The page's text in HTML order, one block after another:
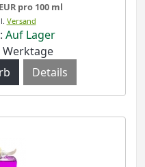
pro 100 ml
Versand
Auf Lager
Werktage
Details